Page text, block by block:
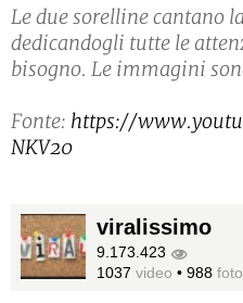
Le due sorelline cantano
dedicandogli tutte le
bisogno. Le immagini
Fonte: https://
NKV20
viralissimo
9.173.423
1037 video • 988 foto